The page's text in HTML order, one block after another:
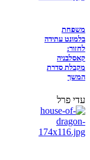
משפחת
בלמונט עתידה
לחזור:
קאסלבניה
מקבלת סדרת
המשך
עדי פרל